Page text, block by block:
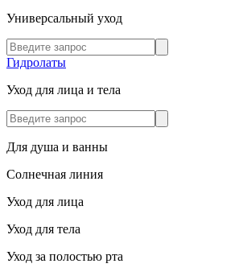
Универсальный уход
Гидролаты
Уход для лица и тела
Для душа и ванны
Солнечная линия
Уход для лица
Уход для тела
Уход за полостью рта